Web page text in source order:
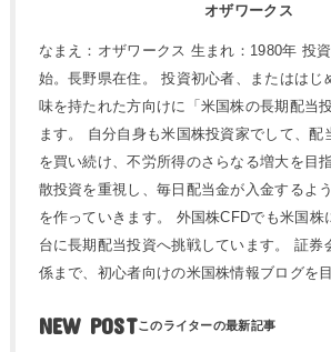
オザワークス
なまえ：オザワークス 生まれ：1980年 投
始。長野県在住。 投資初心者、またははじ
味を持たれた方向けに「米国株の長期配当
ます。 自分自身も米国株投資家でして、配
を買い続け、不労所得のさらなる増大を目
散投資を重視し、毎日配当金が入金するよ
を作っていきます。 外国株CFDでも米国株
台に長期配当投資へ挑戦しています。 証券
係まで、初心者向けの米国株情報ブログを
NEW POST